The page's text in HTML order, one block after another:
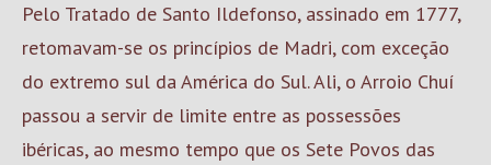
Pelo Tratado de Santo Ildefonso, assinado em 1777,
retomavam-se os princípios de Madri, com exceção
do extremo sul da América do Sul. Ali, o Arroio Chuí
passou a servir de limite entre as possessões
ibéricas, ao mesmo tempo que os Sete Povos das